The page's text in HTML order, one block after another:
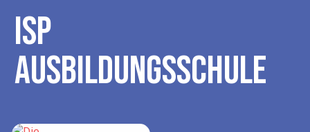
ISP
Ausbildungsschule